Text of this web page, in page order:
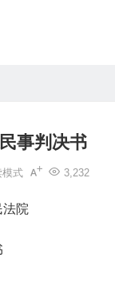
事判决书
3,232
模式
法院